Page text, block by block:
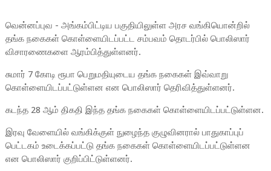
வென்னப்புவ - அங்கம்பிட்டிய பகுதியிலுள்ள அரச வங்கியொன்றில்
தங்க நகைகள் கொள்ளையிடப்பட்ட சம்பவம் தொடர்பில் பொலிஸார்
விசாரணைகளை ஆரம்பித்துள்ளனர்.
சுமார் 7 கோடி ரூபா பெறுமதியுடைய தங்க நகைகள் இவ்வாறு
கொள்ளையிடப்பட்டுள்ளன என பொலிஸார் தெரிவித்துள்ளனர்.
கடந்த 28 ஆம் திகதி இந்த தங்க நகைகள் கொள்ளையிடப்பட்டுள்ளன.
இரவு வேளையில் வங்கிக்குள் நுழைந்த குழுவினரால் பாதுகாப்புப்
பெட்டகம் உடைக்கப்பட்டு தங்க நகைகள் கொள்ளையிடப்பட்டுள்ளன
என பொலிஸார் குறிப்பிட்டுள்ளனர்.